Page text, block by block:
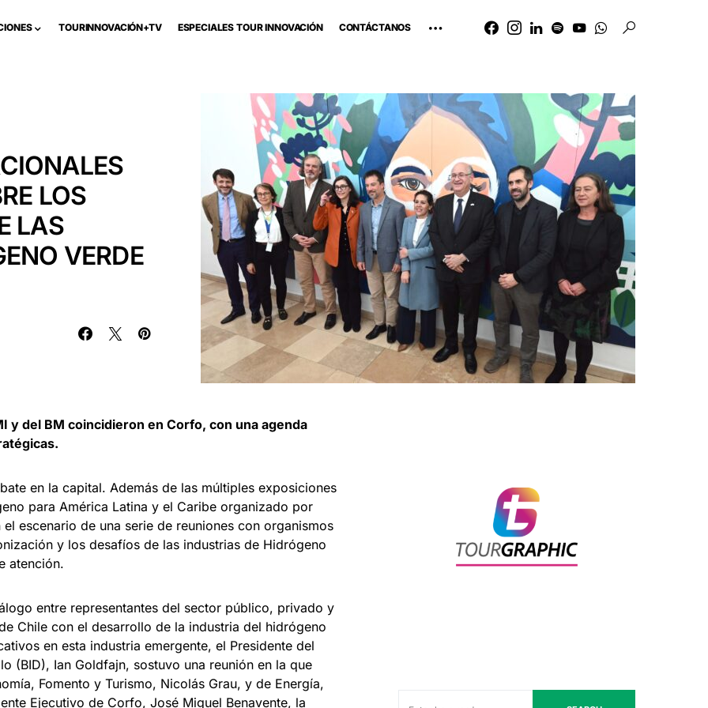
TOURINNOVACIÓN+TV ESPECIALES TOUR INNOVACIÓN CONTÁCTANOS
LOS
LAS
VERDE
y del BM coincidieron en Corfo, con una agenda
en la capital. Además de las múltiples exposiciones
para América Latina y el Caribe organizado por
escenario de una serie de reuniones con organismos
y los desafíos de las industrias de Hidrógeno
atención.
entre representantes del sector público, privado y
Chile con el desarrollo de la industria del hidrógeno
en esta industria emergente, el Presidente del
(BID), Ian Goldfajn, sostuvo una reunión en la que
Fomento y Turismo, Nicolás Grau, y de Energía,
Ejecutivo de Corfo, José Miguel Benavente, la